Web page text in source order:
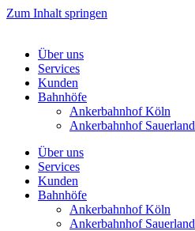
Zum Inhalt springen
Über uns
Services
Kunden
Bahnhöfe
Ankerbahnhof Köln
Ankerbahnhof Sauerland
Über uns
Services
Kunden
Bahnhöfe
Ankerbahnhof Köln
Ankerbahnhof Sauerland